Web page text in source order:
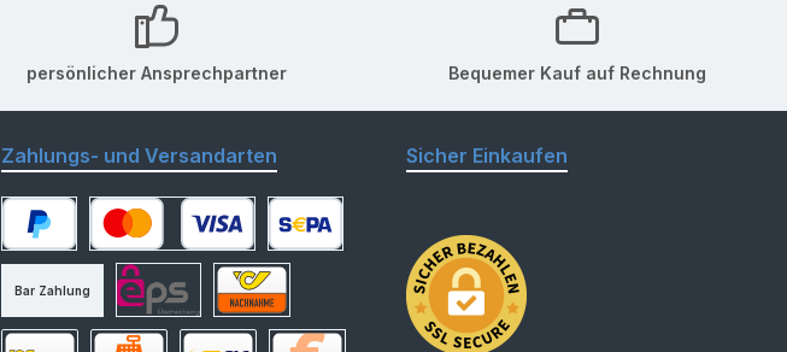
persönlicher Ansprechpartner Bequemer Kauf auf Rechnung
Zahlungs- und Versandarten
PayPal Kredit- oder DebitkarteSEPA Lastschrift
Bar Zahlung
eps Nachnahme
Sicher Einkaufen